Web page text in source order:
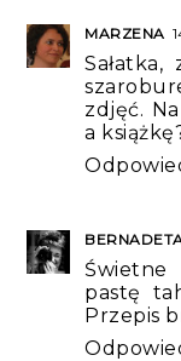
MARZENA
zdjęć.
a
Świetne
pastę
Przepis